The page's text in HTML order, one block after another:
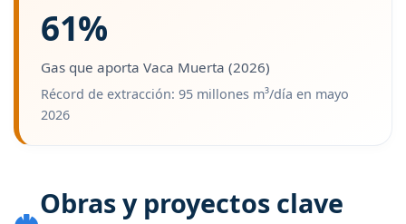
61%
Gas que aporta Vaca Muerta (2026)
Récord de extracción: 95 millones m³/día en mayo
2026
Obras y proyectos clave